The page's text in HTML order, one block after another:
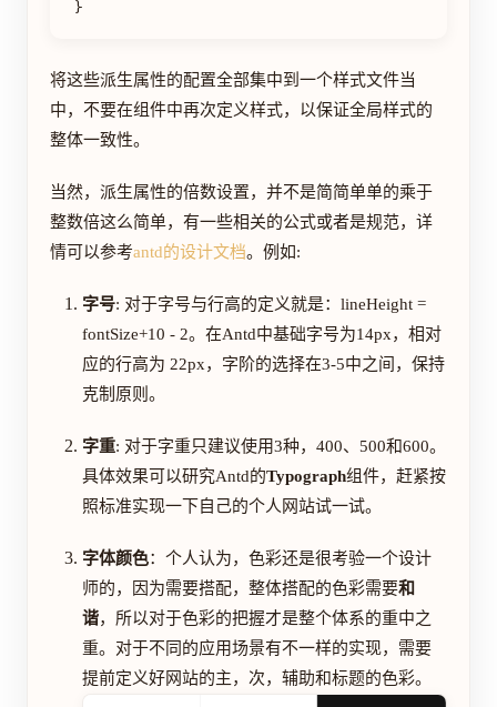
将这些派生属性的配置全部集中到一个样式文件当
中，不要在组件中再次定义样式，以保证全局样式的
整体一致性。
当然，派生属性的倍数设置，并不是简简单单的乘于
整数倍这么简单，有一些相关的公式或者是规范，详
情可以参考antd的设计文档。例如:
字号: 对于字号与行高的定义就是：lineHeight =
fontSize+10 - 2。在Antd中基础字号为14px，相对
应的行高为 22px，字阶的选择在3-5中之间，保持
克制原则。
字重: 对于字重只建议使用3种，400、500和600。
具体效果可以研究Antd的Typograph组件，赶紧按
照标准实现一下自己的个人网站试一试。
字体颜色：个人认为，色彩还是很考验一个设计
师的，因为需要搭配，整体搭配的色彩需要和
谐，所以对于色彩的把握才是整个体系的重中之
重。对于不同的应用场景有不一样的实现，需要
提前定义好网站的主，次，辅助和标题的色彩。